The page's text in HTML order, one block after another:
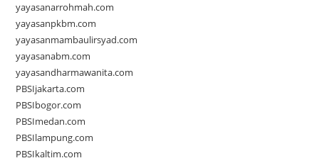
yayasanarrohmah.com
yayasanpkbm.com
yayasanmambaulirsyad.com
yayasanabm.com
yayasandharmawanita.com
PBSIjakarta.com
PBSIbogor.com
PBSImedan.com
PBSIlampung.com
PBSIkaltim.com